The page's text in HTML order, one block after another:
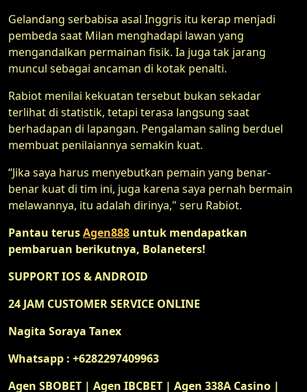
Gelandang serbabisa asal Inggris itu kerap menjadi
pembeda saat Milan menghadapi lawan yang
mengandalkan permainan fisik. Ia juga tak jarang
muncul sebagai ancaman di kotak penalti.
Rabiot menilai kekuatan tersebut bukan sekadar
terlihat di statistik, tetapi terasa langsung saat
berhadapan di lapangan. Pengalaman saling berduel
membuat penilaiannya semakin kuat.
“Jika saya harus menyebutkan pemain yang benar-
benar kuat di tim ini, juga karena saya pernah bermain
melawannya, itu adalah dirinya," seru Rabiot.
Pantau terusAgen888 untuk mendapatkan
pembaruan berikutnya, Bolaneters!
SUPPORT IOS & ANDROID
24 JAM CUSTOMER SERVICE ONLINE
Nagita Soraya Tanex
Whatsapp : +6282297409963
Agen SBOBET | Agen IBCBET | Agen 338A Casino |